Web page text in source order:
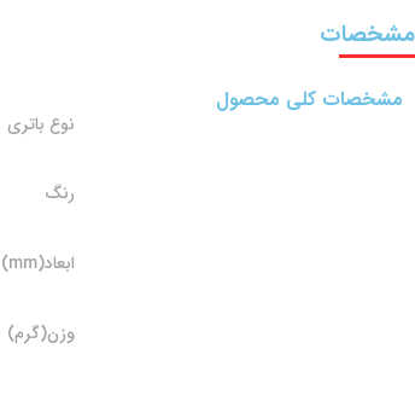
مشخصات
مشخصات کلی محصول
نوع باتری
رنگ
ابعاد(mm)
وزن(گرم)